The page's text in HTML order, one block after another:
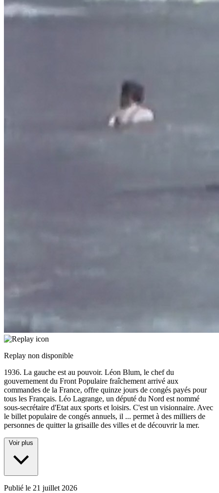
Replay non disponible
1936. La gauche est au pouvoir. Léon Blum, le chef du
gouvernement du Front Populaire fraîchement arrivé aux
commandes de la France, offre quinze jours de congés payés pour
tous les Français. Léo Lagrange, un député du Nord est nommé
sous-secrétaire d'Etat aux sports et loisirs. C'est un visionnaire. Avec
le billet populaire de congés annuels, il ... permet à des milliers de
personnes de quitter la grisaille des villes et de découvrir la mer.
Voir plus
Publié le 21 juillet 2026